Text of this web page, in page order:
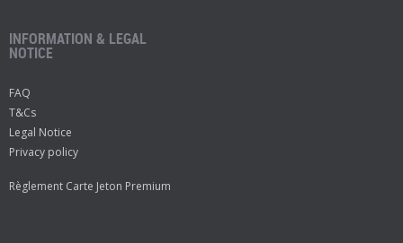
INFORMATION & LEGAL
NOTICE
FAQ
T&Cs
Legal Notice
Privacy policy
Règlement Carte Jeton Premium